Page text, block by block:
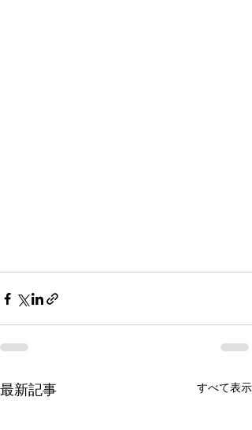
最新記事 すべて表示